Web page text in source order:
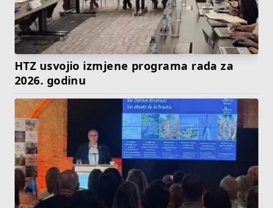
HTZ usvojio izmjene programa rada za
2026. godinu